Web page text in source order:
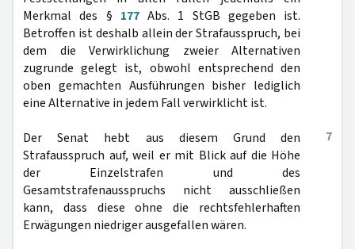
Merkmal des § 177Abs. 1 StGB gegeben ist.
Betroffen ist deshalb allein der Strafausspruch, bei
dem die Verwirklichung zweier Alternativen
zugrunde gelegt ist, obwohl entsprechend den
oben gemachten Ausführungen bisher lediglich
eine Alternative in jedem Fall verwirklicht ist.
7
Der Senat hebt aus diesem Grund den
Strafausspruch auf, weil er mit Blick auf die Höhe
der Einzelstrafen und des
Gesamtstrafenausspruchs nicht ausschließen
kann, dass diese ohne die rechtsfehlerhaften
Erwägungen niedriger ausgefallen wären.